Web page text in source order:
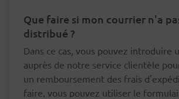
Que faire si mon courrier n'a
distribué ?
Dans ce cas, vous pouvez introduire
auprès de notre service clientèle
un remboursement des frais
faire, vous pouvez utiliser le